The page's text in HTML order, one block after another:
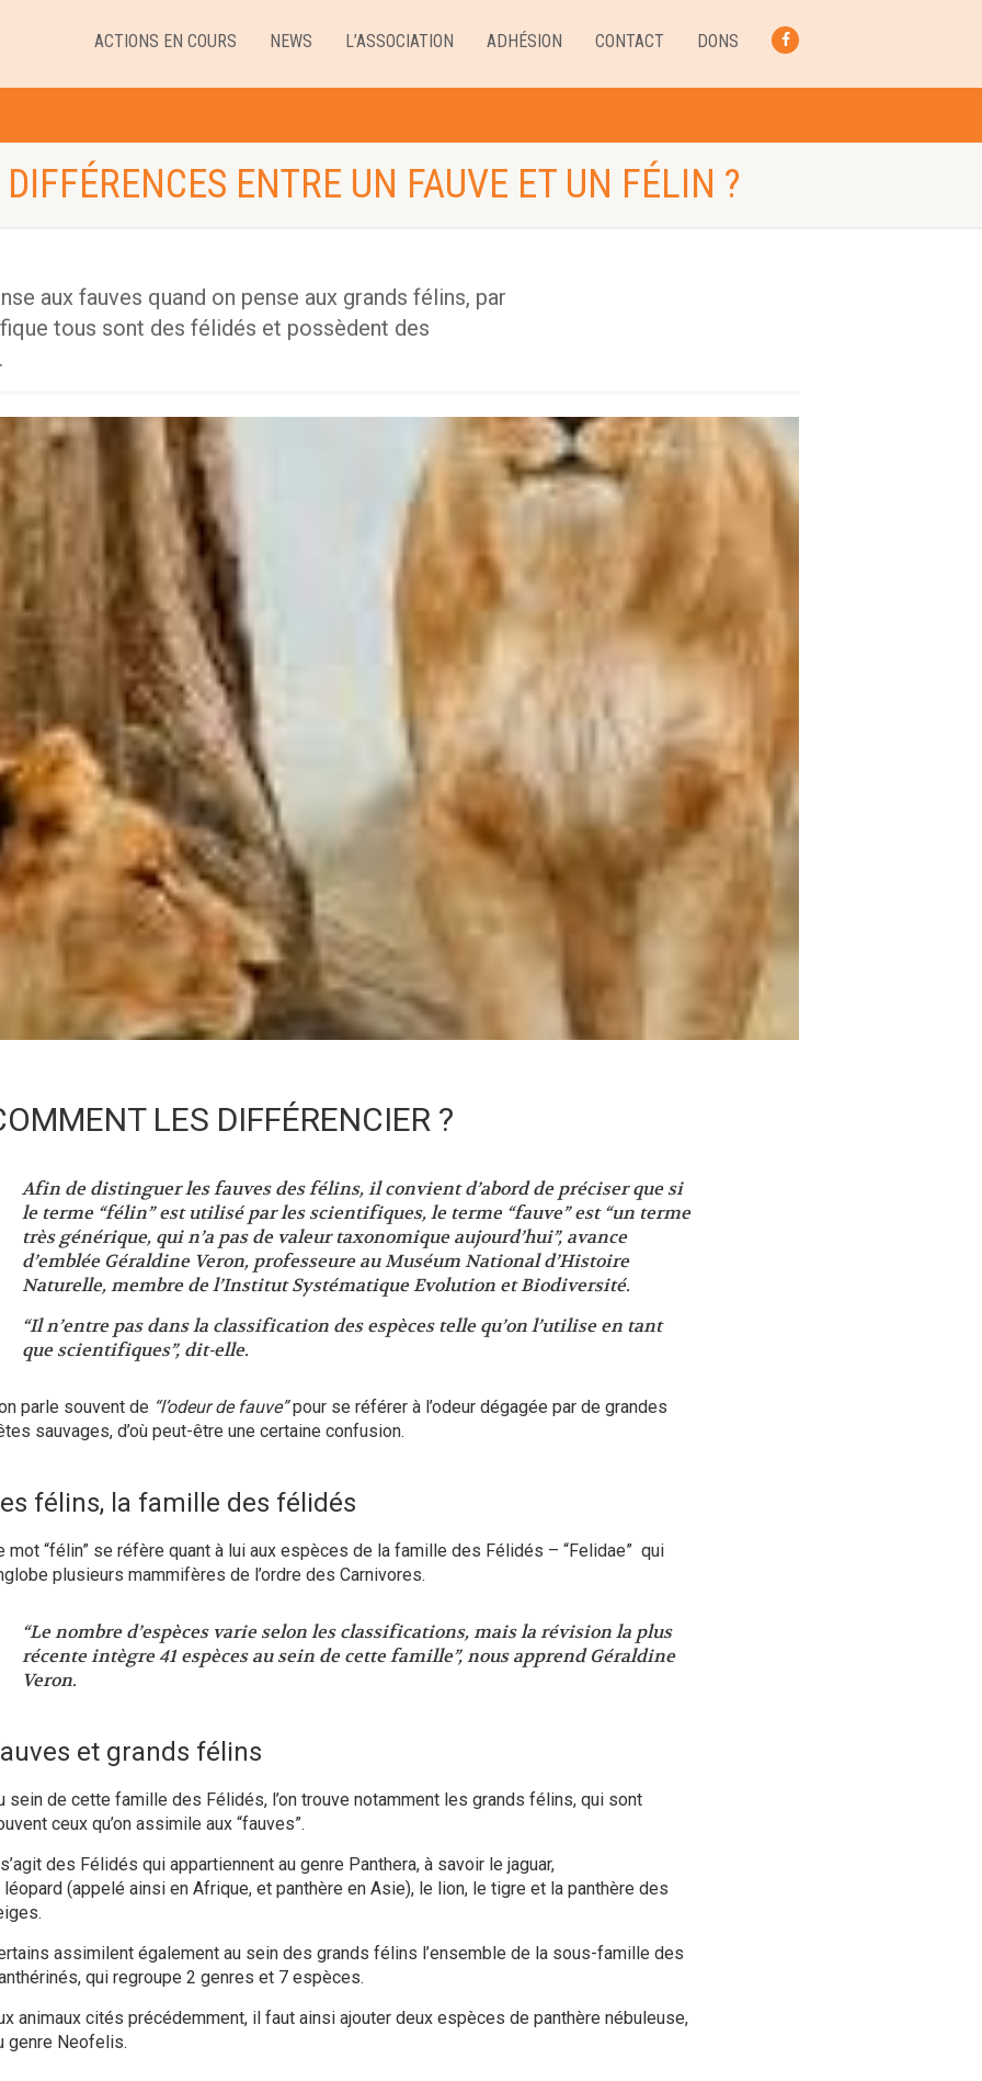
ACTIONS EN COURS NEWS L’ASSOCIATION ADHÉSION CONTACT DONS
ENTRE UN FAUVE ET UN FÉLIN ?
aux fauves quand on pense aux grands félins, par
tous sont des félidés et possèdent des
LES DIFFÉRENCIER ?
Afin de distinguer les fauves des félins, il convient d’abord de préciser que si
le terme “félin” est utilisé par les scientifiques, le terme “fauve” est“un terme
très générique, qui n’a pas de valeur taxonomique aujourd’hui”, avance
d’emblée Géraldine Veron, professeure au Muséum National d’Histoire
Naturelle, membre de l’Institut Systématique Evolution et Biodiversité.
“Il n’entre pas dans la classification des espèces telle qu’on l’utilise en tant
que scientifiques”, dit-elle.
parle souvent de “l’odeur de fauve”pour se référer à l’odeur dégagée par de grandes
sauvages, d’où peut-être une certaine confusion.
félins, la famille des félidés
mot “félin” se réfère quant à lui aux espèces de la famille des Félidés – “Felidae” qui
plusieurs mammifères de l’ordre des Carnivores.
“Le nombre d’espèces varie selon les classifications, mais la révision la plus
récente intègre 41 espèces au sein de cette famille”, nous apprend Géraldine
Veron.
et grands félins
sein de cette famille des Félidés, l’on trouve notamment les grands félins, qui sont
ceux qu’on assimile aux “fauves”.
des Félidés qui appartiennent au genre Panthera, à savoir le jaguar,
léopard(appelé ainsi en Afrique, et panthère en Asie), le lion, le tigre et la panthère des
.
assimilent également au sein des grands félins l’ensemble de la sous-famille des
qui regroupe 2 genres et 7 espèces.
animaux cités précédemment, il faut ainsi ajouter deux espèces de panthère nébuleuse,
genre Neofelis.